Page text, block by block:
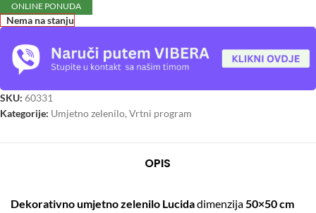
ONLINE PONUDA
Nema na stanju
SKU: 60331
Kategorije: Umjetno zelenilo, Vrtni program
OPIS
Dekorativno umjetno zelenilo Lucidadimenzija50×50 cm